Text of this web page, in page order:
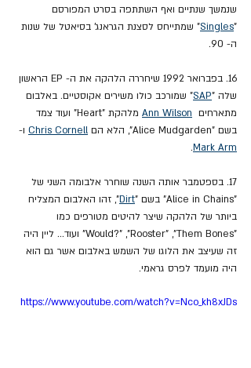
שנמשך שנתיים ואף השתתפה בסרט המפורסם
"
Singles" שמתייחס לסצנת הגראנג' בסיאטל של שנות
ה- 90.
16. בפברואר 1992 שיחררה הלהקה את ה- EP הראשון
שלה "SAP" שמורכב כולו משירים אקוסטיים. באלבום
מתארחים Ann Wilson
מלהקת "Heart" ועוד צמד
בשם "Alice Mudgarden", הלא הם
Chris Cornell ו-
Mark Arm
.
17. בספטמבר אותה השנה שוחרר אלבומה השני של
"Alice in Chains" בשם "
Dirt", זהו האלבום המצליח
ביותר של הלהקה שיצר להיטים מטורפים כמו
"Would?" ,"Rooster" ,"Them Bones" ועוד... ליין היה
זה שעיצב את הלוגו של השמש באלבום אשר גם הוא
היה מועמד לפרס גראמי.
https://www.youtube.com/watch?v=Nco_kh8xJDs